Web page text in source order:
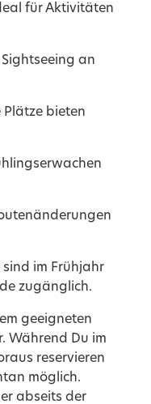
für Aktivitäten
an
Plätze bieten
sind im Frühjahr
zugänglich.
geeigneten
Während Du im
reservieren
möglich.
abseits der